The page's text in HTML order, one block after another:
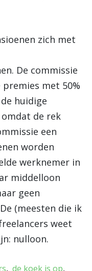
zich met
De commissie
met 50%
huidige
de rek
een
worden
werknemer in
middelloon
geen
(meesten die ik
weet
nulloon.
de koek is op